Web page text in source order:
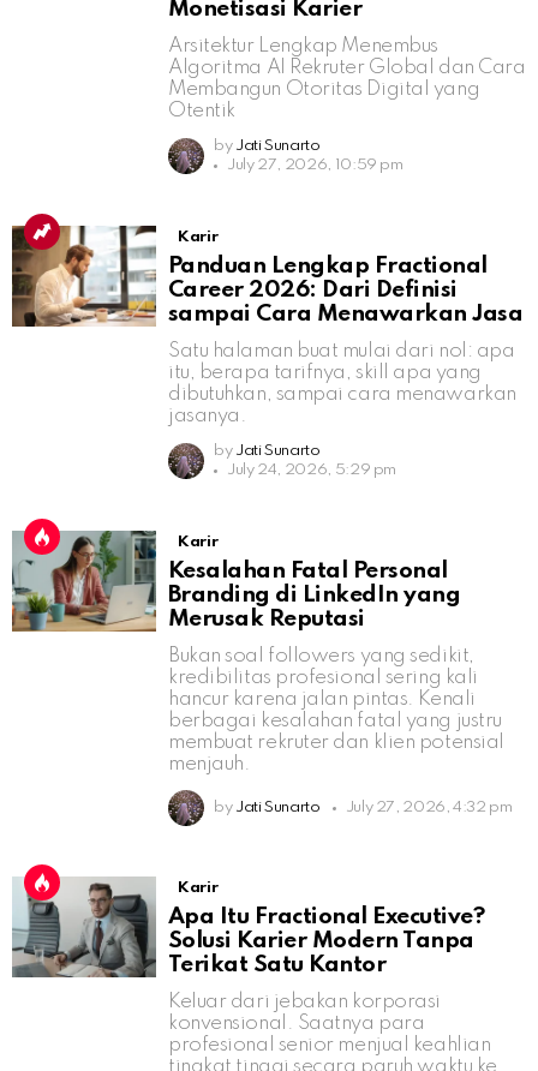
Monetisasi Karier
Arsitektur Lengkap Menembus
Algoritma AI Rekruter Global dan Cara
Membangun Otoritas Digital yang
Otentik
by Jati Sunarto
July 27, 2026, 10:59 pm
Karir
Panduan Lengkap Fractional
Career 2026: Dari Definisi
sampai Cara Menawarkan Jasa
Satu halaman buat mulai dari nol: apa
itu, berapa tarifnya, skill apa yang
dibutuhkan, sampai cara menawarkan
jasanya.
by Jati Sunarto
July 24, 2026, 5:29 pm
Karir
Kesalahan Fatal Personal
Branding di LinkedIn yang
Merusak Reputasi
Bukan soal followers yang sedikit,
kredibilitas profesional sering kali
hancur karena jalan pintas. Kenali
berbagai kesalahan fatal yang justru
membuat rekruter dan klien potensial
menjauh.
by Jati Sunarto July 27, 2026, 4:32 pm
Karir
Apa Itu Fractional Executive?
Solusi Karier Modern Tanpa
Terikat Satu Kantor
Keluar dari jebakan korporasi
konvensional. Saatnya para
profesional senior menjual keahlian